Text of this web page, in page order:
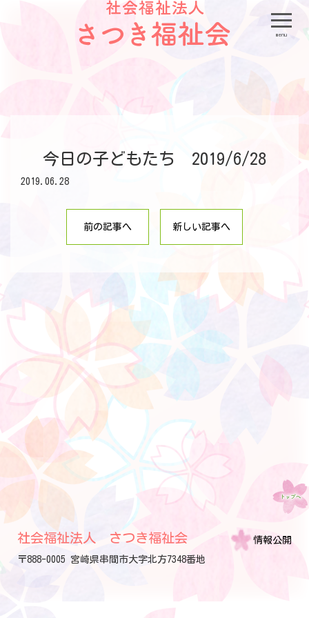
menu
今日の子どもたち 2019/6/28
2019.06.28
前の記事へ 新しい記事へ
社会福祉法人 さつき福祉会
〒888-0005 宮崎県串間市大字北方7348番地
情報公開